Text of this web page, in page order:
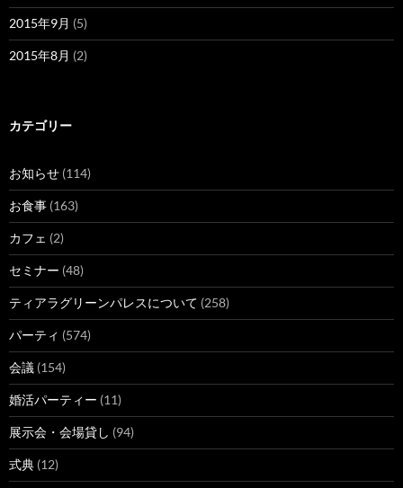
2015年9月 (5)
2015年8月 (2)
カテゴリー
お知らせ (114)
お食事 (163)
カフェ (2)
セミナー (48)
ティアラグリーンパレスについて (258)
パーティ (574)
会議 (154)
婚活パーティー (11)
展示会・会場貸し (94)
式典 (12)